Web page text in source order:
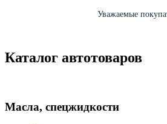
Уважаемые
Каталог автотоваров
Масла, спецжидкости